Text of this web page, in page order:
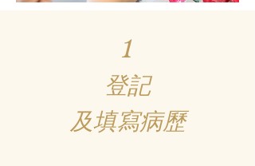
1
登記
及填寫病歷